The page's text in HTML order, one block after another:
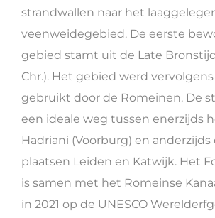
strandwallen naar het
veenweidegebied. De eerste
gebied stamt uit de Late Bronstijd
Chr.). Het gebied werd
gebruikt door de Romeinen. De
een ideale weg tussen enerzijds
Hadriani (Voorburg) en
plaatsen Leiden en Katwijk. Het
is samen met het Romeinse
in 2021 op de UNESCO